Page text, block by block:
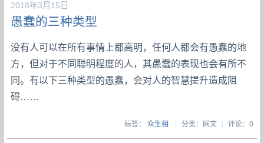
2018年3月15日
愚蠢的三种类型
没有人可以在所有事情上都高明，任何人都会有愚蠢的地
方，但对于不同聪明程度的人，其愚蠢的表现也会有所不
同。有以下三种类型的愚蠢，会对人的智慧提升造成阻
碍……
标签： 众生相 分类：网文| 评论：0